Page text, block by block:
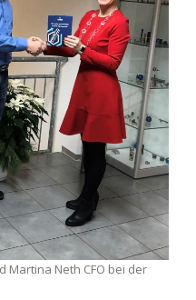
Martina Neth CFO bei der